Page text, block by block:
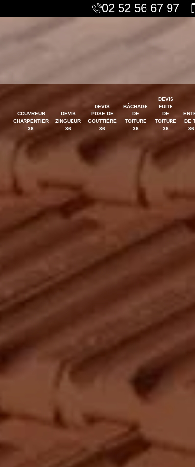
02 52 56 67 97
COUVREUR
CHARPENTIER
36
DEVIS
ZINGUEUR
36
DEVIS
POSE DE
GOUTTIÈRE
36
BÂCHAGE
DE
TOITURE
36
DEVIS
FUITE
DE
TOITURE
36
DE
36